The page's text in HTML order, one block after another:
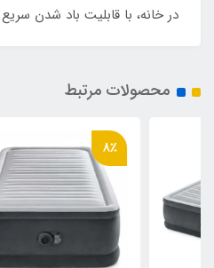
در خانه، با قابلیت باد شدن
محصولات مرتبط